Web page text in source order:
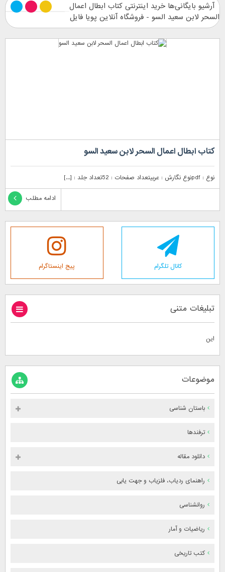
آرشیو بایگانی‌ها خرید اینترنتی کتاب ابطال اعمال
السحر لابن سعيد السو - فروشگاه آنلاین پویا فایل
کتاب ابطال اعمال السحر لابن سعيد السو
نوع : pdfنوع نگارش : عربیتعداد صفحات : 52تعداد جلد : [...]
ادامه مطلب
کانال تلگرام پیج اینستاگرام
تبلیغات متنی
این
موضوعات
باستان شناسی
ترفندها
دانلود مقاله
راهنمای ردیاب، فلزیاب و جهت یابی
روانشناسی
ریاضیات و آمار
کتب تاریخی